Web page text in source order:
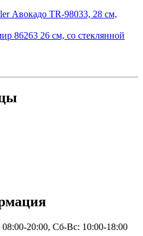
Авокадо TR-98033, 28 см,
86263 26 см, со стеклянной
20:00, Сб-Вс: 10:00-18:00